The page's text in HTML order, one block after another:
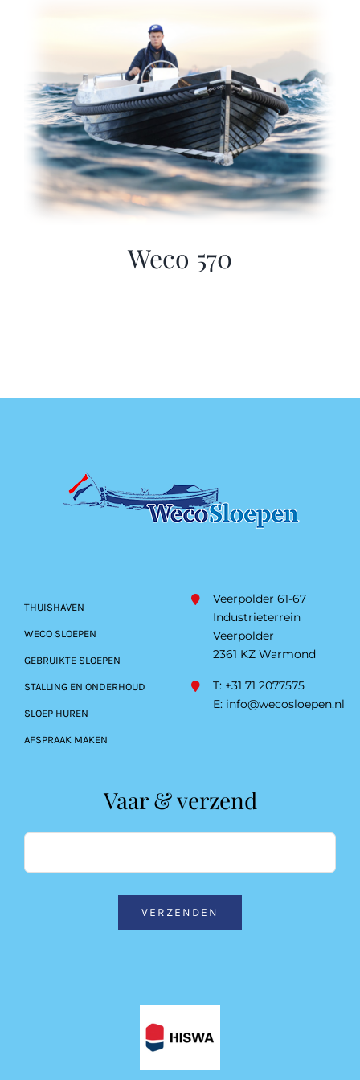
Afspraak maken
Weco 570
THUISHAVEN
WECO SLOEPEN
GEBRUIKTE SLOEPEN
STALLING EN ONDERHOUD
SLOEP HUREN
AFSPRAAK MAKEN
Veerpolder 61-67
Industrieterrein
Veerpolder
2361 KZ Warmond
T: +31 71 2077575
E: info@wecosloepen.nl
Vaar & verzend
VERZENDEN